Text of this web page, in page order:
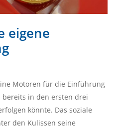
eigene
Motoren für die Einführung
in den ersten drei
könnte. Das soziale
den Kulissen seine